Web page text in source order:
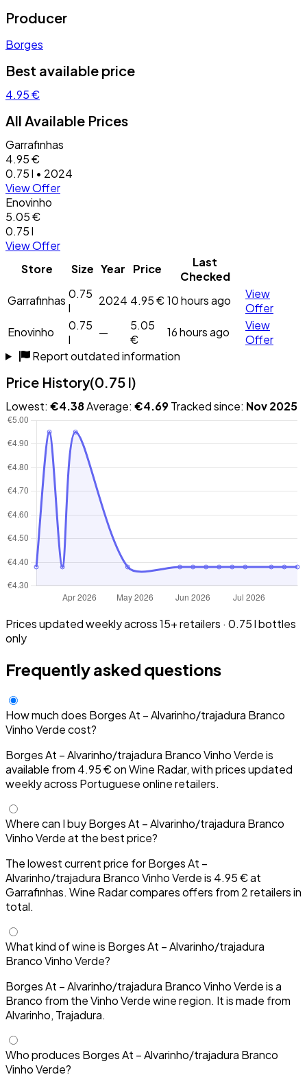
Producer
Borges
Best available price
4.95 €
All Available Prices
Garrafinhas
4.95 €
0.75 l • 2024
View Offer
Enovinho
5.05 €
0.75 l
View Offer
Store
Size Year Price
Last
Checked
Garrafinhas 0.75
l
2024 4.95 €10 hours ago
View
Offer
Enovinho
0.75
l
—
5.05
€
16 hours ago
View
Offer
Report outdated information
Price History(0.75 l)
Lowest: €4.38Average: €4.69Tracked since: Nov 2025
Prices updated weekly across 15+ retailers · 0.75 l bottles
only
Frequently asked questions
How much does Borges At – Alvarinho/trajadura Branco
Vinho Verde cost?
Borges At – Alvarinho/trajadura Branco Vinho Verde is
available from 4.95 € on Wine Radar, with prices updated
weekly across Portuguese online retailers.
Where can I buy Borges At – Alvarinho/trajadura Branco
Vinho Verde at the best price?
The lowest current price for Borges At –
Alvarinho/trajadura Branco Vinho Verde is 4.95 € at
Garrafinhas. Wine Radar compares offers from 2 retailers in
total.
What kind of wine is Borges At – Alvarinho/trajadura
Branco Vinho Verde?
Borges At – Alvarinho/trajadura Branco Vinho Verde is a
Branco from the Vinho Verde wine region. It is made from
Alvarinho, Trajadura.
Who produces Borges At – Alvarinho/trajadura Branco
Vinho Verde?